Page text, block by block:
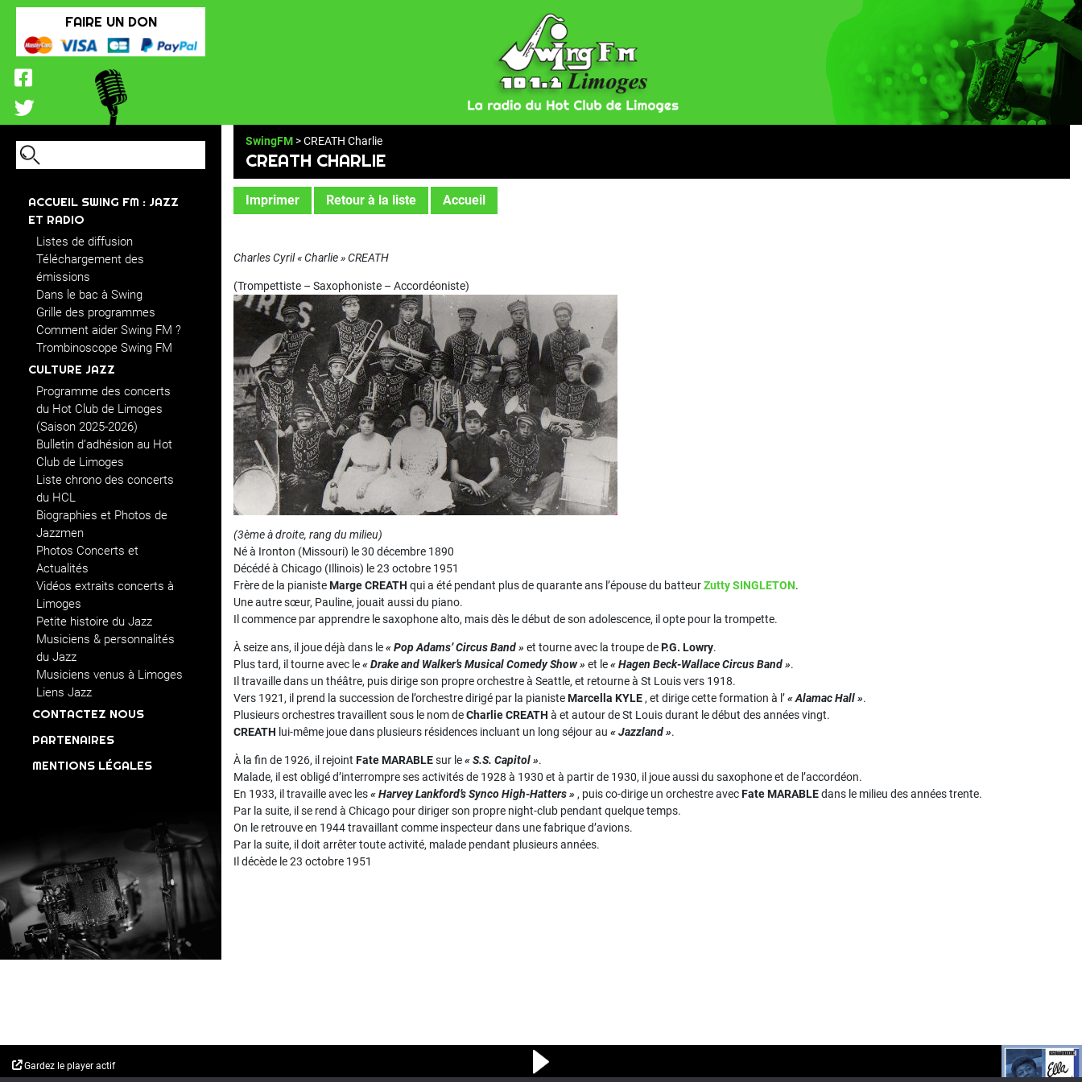
FAIRE UN DON
ACCUEIL SWING FM : JAZZ
ET RADIO
Listes de diffusion
Téléchargement des
émissions
Dans le bac à Swing
Grille des programmes
Comment aider Swing FM ?
Trombinoscope Swing FM
CULTURE JAZZ
Programme des concerts
du Hot Club de Limoges
(Saison 2025-2026)
Bulletin d’adhésion au Hot
Club de Limoges
Liste chrono des concerts
du HCL
Biographies et Photos de
Jazzmen
Photos Concerts et
Actualités
Vidéos extraits concerts à
Limoges
Petite histoire du Jazz
Musiciens & personnalités
du Jazz
Musiciens venus à Limoges
Liens Jazz
CONTACTEZ NOUS
PARTENAIRES
MENTIONS LÉGALES
SwingFM > CREATH Charlie
CREATH CHARLIE
Imprimer Retour à la liste Accueil
Charles Cyril « Charlie » CREATH
(Trompettiste – Saxophoniste – Accordéoniste)
(3ème à droite, rang du milieu)
Né à Ironton (Missouri) le 30 décembre 1890
Décédé à Chicago (Illinois) le 23 octobre 1951
Frère de la pianisteMarge CREATH qui a été pendant plus de quarante ans l’épouse du batteurZutty SINGLETON.
Une autre sœur, Pauline, jouait aussi du piano.
Il commence par apprendre le saxophone alto, mais dès le début de son adolescence, il opte pour la trompette.
À seize ans, il joue déjà dans le« Pop Adams’ Circus Band » et tourne avec la troupe deP.G. Lowry.
Plus tard, il tourne avec le« Drake and Walker’s Musical Comedy Show » et le« Hagen Beck-Wallace Circus Band ».
Il travaille dans un théâtre, puis dirige son propre orchestre à Seattle, et retourne à St Louis vers 1918.
Vers 1921, il prend la succession de l’orchestre dirigé par la pianisteMarcella KYLE , et dirige cette formation à l’« Alamac Hall ».
Plusieurs orchestres travaillent sous le nom deCharlie CREATH à et autour de St Louis durant le début des années vingt.
CREATH lui-même joue dans plusieurs résidences incluant un long séjour au « Jazzland ».
À la fin de 1926, il rejoint Fate MARABLEsur le« S.S. Capitol ».
Malade, il est obligé d’interrompre ses activités de 1928 à 1930 et à partir de 1930, il joue aussi du saxophone et de l’accordéon.
En 1933, il travaille avec les« Harvey Lankford’s Synco High-Hatters » , puis co-dirige un orchestre avecFate MARABLEdans le milieu des années trente.
Par la suite, il se rend à Chicago pour diriger son propre night-club pendant quelque temps.
On le retrouve en 1944 travaillant comme inspecteur dans une fabrique d’avions.
Par la suite, il doit arrêter toute activité, malade pendant plusieurs années.
Il décède le 23 octobre 1951
Gardez le player actif